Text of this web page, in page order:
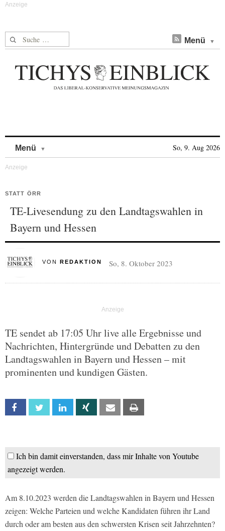
Suche nach: Menü
Menü So, 9. Aug 2026
STATT ÖRR
TE-Livesendung zu den Landtagswahlen in
Bayern und Hessen
VON REDAKTION So, 8. Oktober 2023
TE sendet ab 17:05 Uhr live alle Ergebnisse und
Nachrichten, Hintergründe und Debatten zu den
Landtagswahlen in Bayern und Hessen – mit
prominenten und kundigen Gästen.
Facebook Twitter Linkedin Xing Email
Ich bin damit einverstanden, dass mir Inhalte von Youtube
angezeigt werden.
Am 8.10.2023 werden die Landtagswahlen in Bayern und Hessen
zeigen: Welche Parteien und welche Kandidaten führen ihr Land
durch oder am besten aus den schwersten Krisen seit Jahrzehnten?